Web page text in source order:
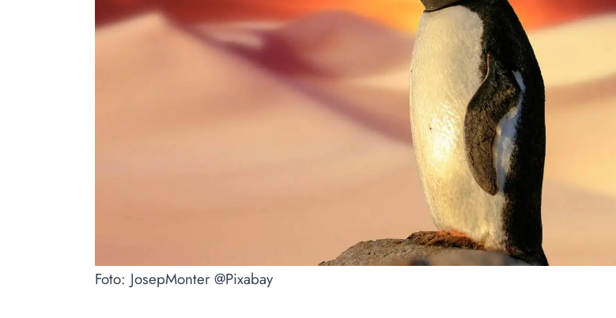
Foto: JosepMonter @Pixabay